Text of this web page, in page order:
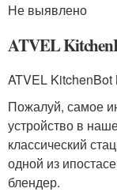
Не выявлено
ATVEL
ATVEL
Пожалуй, самое
устройство в
классический
одной из
блендер.